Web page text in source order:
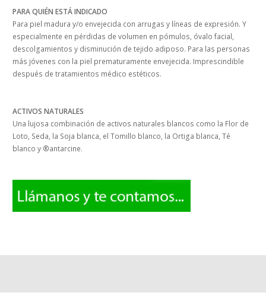
PARA QUIÉN ESTÁ INDICADO
Para piel madura y/o envejecida con arrugas y líneas de expresión. Y
especialmente en pérdidas de volumen en pómulos, óvalo facial,
descolgamientos y disminución de tejido adiposo. Para las personas
más jóvenes con la piel prematuramente envejecida. Imprescindible
después de tratamientos médico estéticos.
ACTIVOS NATURALES
Una lujosa combinación de activos naturales blancos como la Flor de
Loto, Seda, la Soja blanca, el Tomillo blanco, la Ortiga blanca, Té
blanco y ®antarcine.